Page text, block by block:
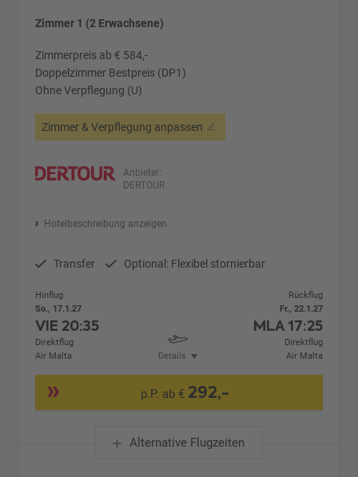
Zimmer 1 (2 Erwachsene)
Zimmerpreis ab € 584,-
Doppelzimmer Bestpreis (DP1)
Ohne Verpflegung (U)
Zimmer & Verpflegung anpassen
Anbieter:
DERTOUR
Hotelbeschreibung anzeigen
Transfer Optional: Flexibel stornierbar
Hinflug
So., 17.1.27
VIE 20:35
Direktflug
Air Malta
Details
Rückflug
Fr., 22.1.27
MLA 17:25
Direktflug
Air Malta
p.P. ab € 292,-
Alternative Flugzeiten